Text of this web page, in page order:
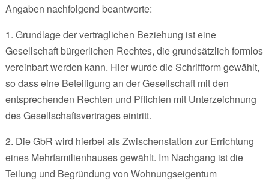
Angaben nachfolgend beantworte:
1. Grundlage der vertraglichen Beziehung ist eine
Gesellschaft bürgerlichen Rechtes, die grundsätzlich formlos
vereinbart werden kann. Hier wurde die Schriftform gewählt,
so dass eine Beteiligung an der Gesellschaft mit den
entsprechenden Rechten und Pflichten mit Unterzeichnung
des Gesellschaftsvertrages eintritt.
2. Die GbR wird hierbei als Zwischenstation zur Errichtung
eines Mehrfamilienhauses gewählt. Im Nachgang ist die
Teilung und Begründung von Wohnungseigentum